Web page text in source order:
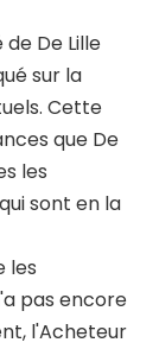
De Lille
sur la
Cette
que De
les
sont en la
les
pas encore
l'Acheteur